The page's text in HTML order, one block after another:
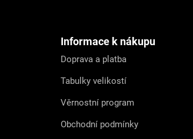
Informace k nákupu
Doprava a platba
Tabulky velikostí
Věrnostní program
Obchodní podmínky